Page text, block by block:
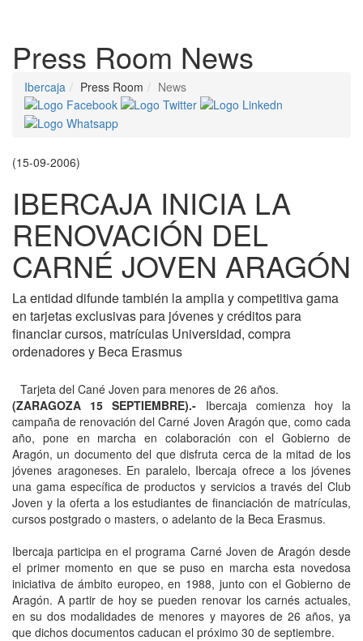
Press Room News
Ibercaja Press Room News
(15-09-2006)
IBERCAJA INICIA LA
RENOVACIÓN DEL
CARNÉ JOVEN ARAGÓN
La entidad difunde también la amplia y competitiva gama
en tarjetas exclusivas para jóvenes y créditos para
financiar cursos, matrículas Universidad, compra
ordenadores y Beca Erasmus
Tarjeta del Cané Joven para menores de 26 años.
(ZARAGOZA 15 SEPTIEMBRE).- Ibercaja comienza hoy la
campaña de renovación del Carné Joven Aragón que, como cada
año, pone en marcha en colaboración con el Gobierno de
Aragón, un documento del que disfruta cerca de la mitad de los
jóvenes aragoneses. En paralelo, Ibercaja ofrece a los jóvenes
una gama específica de productos y servicios a través del Club
Joven y la oferta a los estudiantes de financiación de matrículas,
cursos postgrado o masters, o adelanto de la Beca Erasmus.
Ibercaja participa en el programa Carné Joven de Aragón desde
el primer momento en que se puso en marcha esta novedosa
iniciativa de ámbito europeo, en 1988, junto con el Gobierno de
Aragón. A partir de hoy se pueden renovar los carnés actuales,
en su dos modalidades de menores y mayores de 26 años, ya
que dichos documentos caducan el próximo 30 de septiembre.